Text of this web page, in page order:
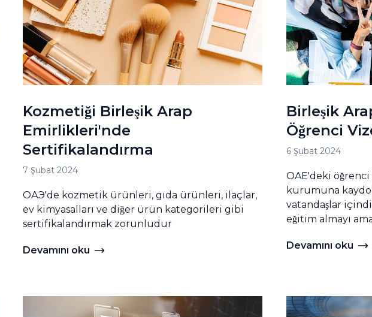
Kozmetiği Birleşik Arap
Emirlikleri'nde
Sertifikalandırma
7 Şubat 2024
ОАЭ'de kozmetik ürünleri, gıda ürünleri, ilaçlar,
ev kimyasalları ve diğer ürün kategorileri gibi
sertifikalandırmak zorunludur
Devamını oku Kozmetiği Birleşik Arap Emirlikleri'nde Sertifikalandırma
Devamını oku
Birleşik
Öğrenci
6 Şubat 2024
ОAE'deki
kurumuna
vatandaşlar
eğitim almayı
Devamını oku
Devamını oku